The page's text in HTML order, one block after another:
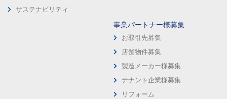
サステナビリティ
事業パートナー様募集
お取引先募集
店舗物件募集
製造メーカー様募集
テナント企業様募集
リフォーム